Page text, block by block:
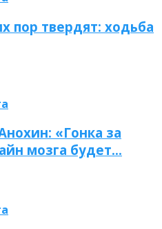
пор твердят: ходьба
«Гонка за
мозга будет…